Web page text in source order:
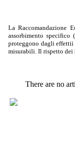
La Raccomandazione
assorbimento
proteggono dagli effettii
misurabili. Il rispetto dei
There are no